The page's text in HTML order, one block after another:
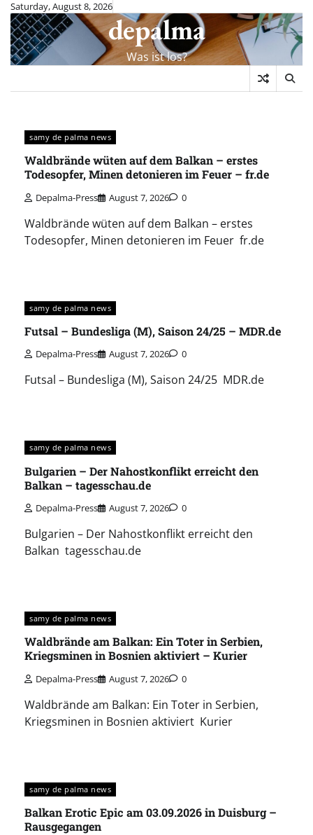
Skip
content
Saturday, August 8, 2026
depalma
Was ist los?
samy de palma news
Waldbrände wüten auf dem Balkan – erstes
Todesopfer, Minen detonieren im Feuer – fr.de
Depalma-Press August 7, 2026 0
Waldbrände wüten auf dem Balkan – erstes
Todesopfer, Minen detonieren im Feuer fr.de
samy de palma news
Futsal – Bundesliga (M), Saison 24/25 – MDR.de
Depalma-Press August 7, 2026 0
Futsal – Bundesliga (M), Saison 24/25 MDR.de
samy de palma news
Bulgarien – Der Nahostkonflikt erreicht den
Balkan – tagesschau.de
Depalma-Press August 7, 2026 0
Bulgarien – Der Nahostkonflikt erreicht den
Balkan tagesschau.de
samy de palma news
Waldbrände am Balkan: Ein Toter in Serbien,
Kriegsminen in Bosnien aktiviert – Kurier
Depalma-Press August 7, 2026 0
Waldbrände am Balkan: Ein Toter in Serbien,
Kriegsminen in Bosnien aktiviert Kurier
samy de palma news
Balkan Erotic Epic am 03.09.2026 in Duisburg –
Rausgegangen